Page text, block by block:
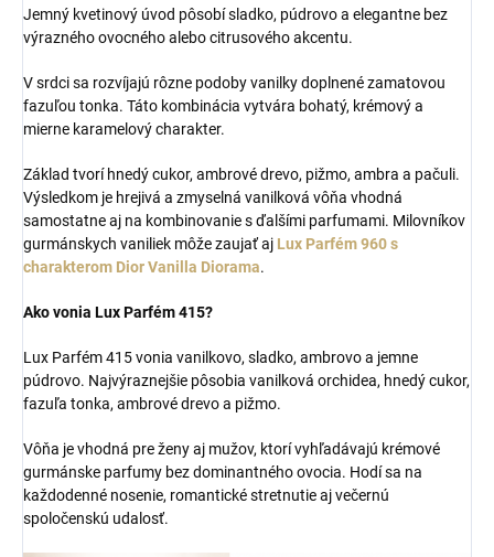
Jemný kvetinový úvod pôsobí sladko, púdrovo a elegantne bez
výrazného ovocného alebo citrusového akcentu.
V srdci sa rozvíjajú rôzne podoby vanilky doplnené zamatovou
fazuľou tonka. Táto kombinácia vytvára bohatý, krémový a
mierne karamelový charakter.
Základ tvorí hnedý cukor, ambrové drevo, pižmo, ambra a pačuli.
Výsledkom je hrejivá a zmyselná vanilková vôňa vhodná
samostatne aj na kombinovanie s ďalšími parfumami. Milovníkov
gurmánskych vaniliek môže zaujať aj Lux Parfém 960 s
charakterom Dior Vanilla Diorama.
Ako vonia Lux Parfém 415?
Lux Parfém 415 vonia vanilkovo, sladko, ambrovo a jemne
púdrovo. Najvýraznejšie pôsobia vanilková orchidea, hnedý cukor,
fazuľa tonka, ambrové drevo a pižmo.
Vôňa je vhodná pre ženy aj mužov, ktorí vyhľadávajú krémové
gurmánske parfumy bez dominantného ovocia. Hodí sa na
každodenné nosenie, romantické stretnutie aj večernú
spoločenskú udalosť.